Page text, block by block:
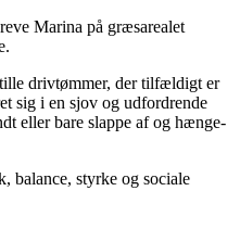
Marina på græsarealet
drivtømmer, der tilfældigt er
sig i en sjov og udfordrende
eller bare slappe af og hænge-
balance, styrke og sociale